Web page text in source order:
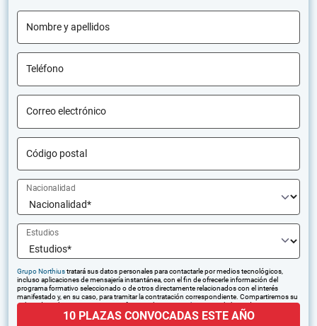
Nombre y apellidos
Teléfono
Correo electrónico
Código postal
Nacionalidad
Estudios
Grupo Northiustratará sus datos personales para contactarle por medios tecnológicos,
incluso aplicaciones de mensajería instantánea, con el fin de ofrecerle información del
programa formativo seleccionado o de otros directamente relacionados con el interés
manifestado y, en su caso, para tramitar la contratación correspondiente. Compartiremos su
solicitud con las empresas que conforman el
puedan hacerle llegar la mejor oferta de productos y servicios de acuerdo a su petición.
10 PLAZAS CONVOCADAS ESTE AÑO